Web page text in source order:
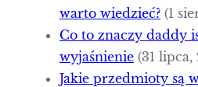
warto wiedzieć? (1
Co to znaczy daddy
wyjaśnienie (31 lipca,
Jakie przedmioty są